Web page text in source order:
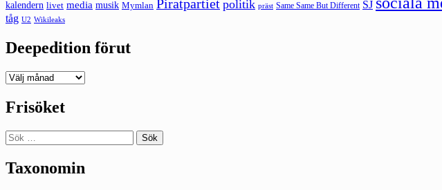
kalendern livet media musik Mymlan Piratpartiet politik präst Same Same But Different SJ
tåg U2 Wikileaks
Deepedition förut
Deepedition
Frisöket
Sök
efter:
Taxonomin